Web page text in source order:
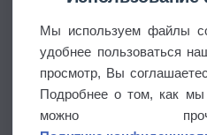
Мы используем файлы
удобнее пользоваться
просмотр, Вы
Подробнее о том, как
можно